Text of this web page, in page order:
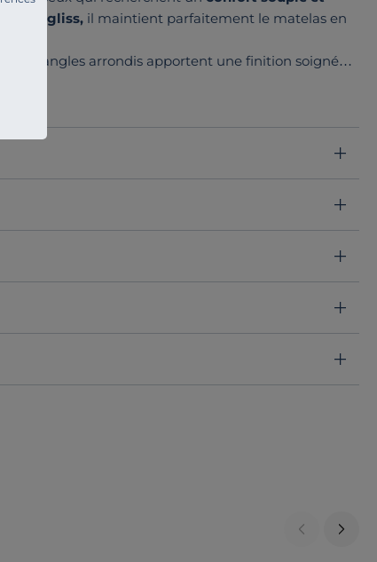
Anti-gliss, il maintient parfaitement le matelas en
Les angles arrondis apportent une finition soignée
de lit que sur des pieds spéciaux.